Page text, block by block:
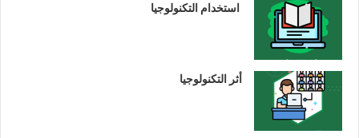
استخدام التكنولوجيا
أثر التكنولوجيا